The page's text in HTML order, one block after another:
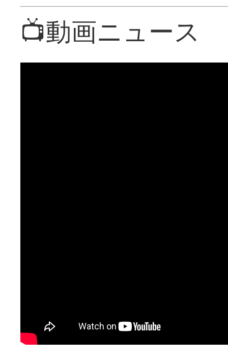
📺動画ニュース